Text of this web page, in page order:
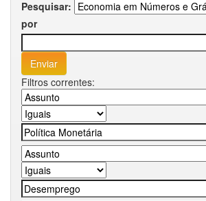
Pesquisar:
por
Filtros correntes: